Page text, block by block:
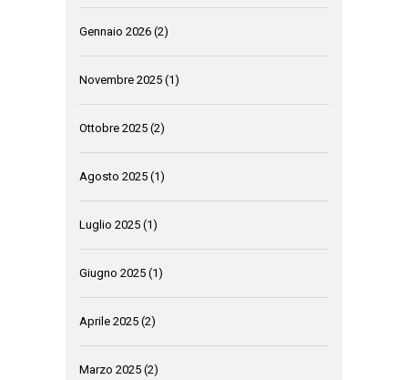
Gennaio 2026 (2)
Novembre 2025 (1)
Ottobre 2025 (2)
Agosto 2025 (1)
Luglio 2025 (1)
Giugno 2025 (1)
Aprile 2025 (2)
Marzo 2025 (2)